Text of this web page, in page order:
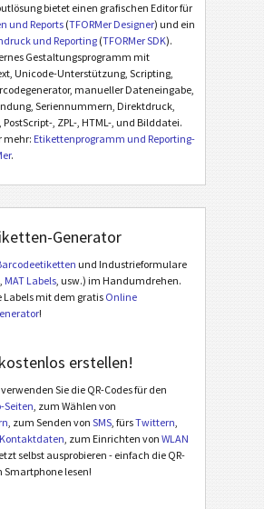
bietet einen grafischen Editor für
und Reports(TFORMer Designer) und ein
und Reporting(TFORMer SDK).
Gestaltungsprogramm mit
Unicode-Unterstützung, Scripting,
manueller Dateneingabe,
Seriennummern, Direktdruck,
PostScript-, ZPL-, HTML-, und Bilddatei.
mehr: Etikettenprogramm und Reporting-
.
Generator
und Industrieformulare
, MAT Labels, usw.) im Handumdrehen.
Labels mit dem gratis Online
!
erstellen!
Sie die QR-Codes für den
Seiten, zum Wählen von
, zum Senden von SMS, fürsTwittern,
, zum Einrichten von WLAN
selbst ausprobieren - einfach die QR-
Smartphone lesen!